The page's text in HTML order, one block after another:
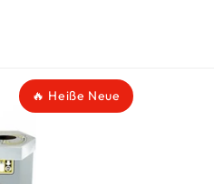
🔥 Heiße Neue